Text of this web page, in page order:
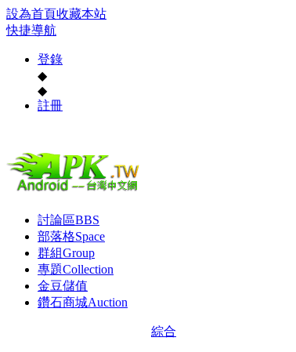
設為首頁收藏本站
快捷導航
登錄
◆
◆
註冊
討論區BBS
部落格Space
群組Group
專題Collection
金豆儲值
鑽石商城Auction
綜合